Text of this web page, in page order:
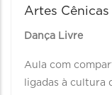
Artes Cênicas
Dança Livre
Aula com
ligadas à cultura